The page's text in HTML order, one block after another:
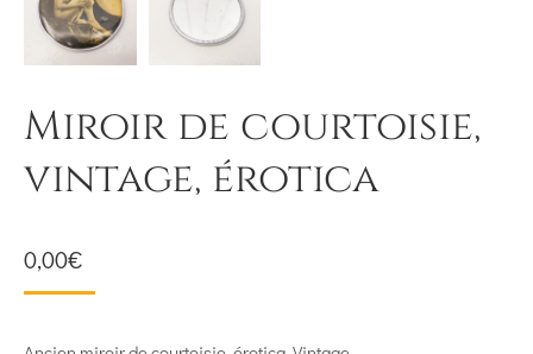
Miroir de courtoisie,
vintage, érotica
0,00€